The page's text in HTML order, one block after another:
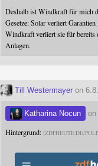
Deshalb ist Windkraft für mich
Gesetze: Solar verliert
Windkraft verliert sie für bereits
Anlagen.
Till Westermayer on
Katharina Nocun
Hintergrund: ZDFHEUTE.DE/